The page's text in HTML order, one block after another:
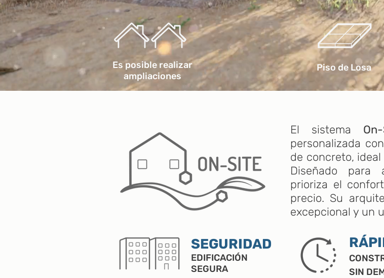
Es posible realizar
ampliaciones
Piso de Losa
SEGURIDAD
EDIFICACIÓN
SEGURA
El sistema
personalizada
de concreto,
Diseñado para
prioriza el
precio. Su
excepcional y un
SIN